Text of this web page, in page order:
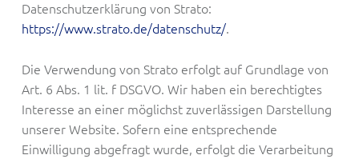
Datenschutzerklärung von Strato:
https://www.strato.de/datenschutz/.
Die Verwendung von Strato erfolgt auf Grundlage von
Art. 6 Abs. 1 lit. f DSGVO. Wir haben ein berechtigtes
Interesse an einer möglichst zuverlässigen Darstellung
unserer Website. Sofern eine entsprechende
Einwilligung abgefragt wurde, erfolgt die Verarbeitung